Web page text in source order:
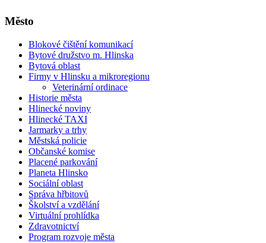
Město
Blokové čištění komunikací
Bytové družstvo m. Hlinska
Bytová oblast
Firmy v Hlinsku a mikroregionu
Veterinární ordinace
Historie města
Hlinecké noviny
Hlinecké TAXI
Jarmarky a trhy
Městská policie
Občanské komise
Placené parkování
Planeta Hlinsko
Sociální oblast
Správa hřbitovů
Školství a vzdělání
Virtuální prohlídka
Zdravotnictví
Program rozvoje města